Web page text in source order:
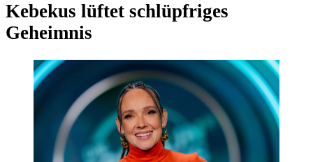
Kebekus lüftet schlüpfriges
Geheimnis